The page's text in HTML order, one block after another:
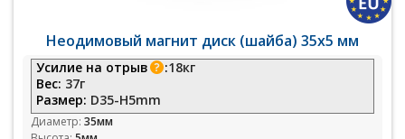
Неодимовый магнит диск (шайба) 35х5 мм
Усилие на отрыв :18кг
Вес: 37г
Размер: D35-H5mm
Диаметр: 35мм